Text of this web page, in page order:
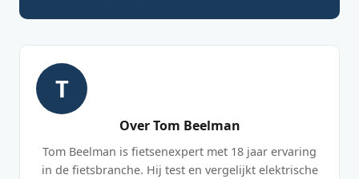
T
Over Tom Beelman
Tom Beelman is fietsenexpert met 18 jaar ervaring
in de fietsbranche. Hij test en vergelijkt elektrische